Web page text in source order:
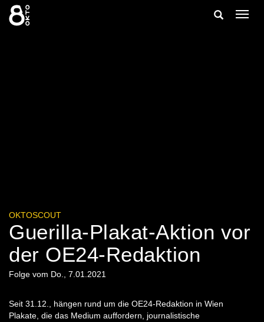
Zum
Inhalt
springen
Suche
OKTOSCOUT
Guerilla-Plakat-Aktion vor
der OE24-Redaktion
Folge vom Do., 7.01.2021
Seit 31.12., hängen rund um die OE24-Redaktion in Wien
Plakate, die das Medium auffordern, journalistische